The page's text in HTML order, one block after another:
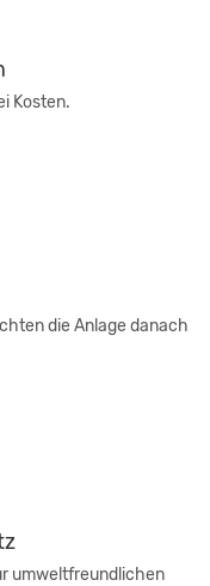
Kosten.
die Anlage danach
umweltfreundlichen